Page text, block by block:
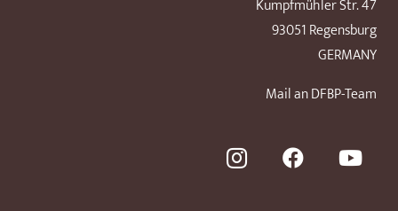
Kumpfmühler Str. 47
93051 Regensburg
GERMANY
Mail an DFBP-Team